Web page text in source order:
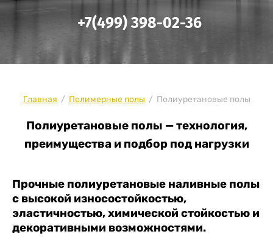
+7(499) 398-02-36
Главная / Полимерные полы / Полиуретановые полы
Полиуретановые полы — технология,
преимущества и подбор под нагрузки
Прочные полиуретановые наливные полы
с высокой износостойкостью,
эластичностью, химической стойкостью и
декоративными возможностями.